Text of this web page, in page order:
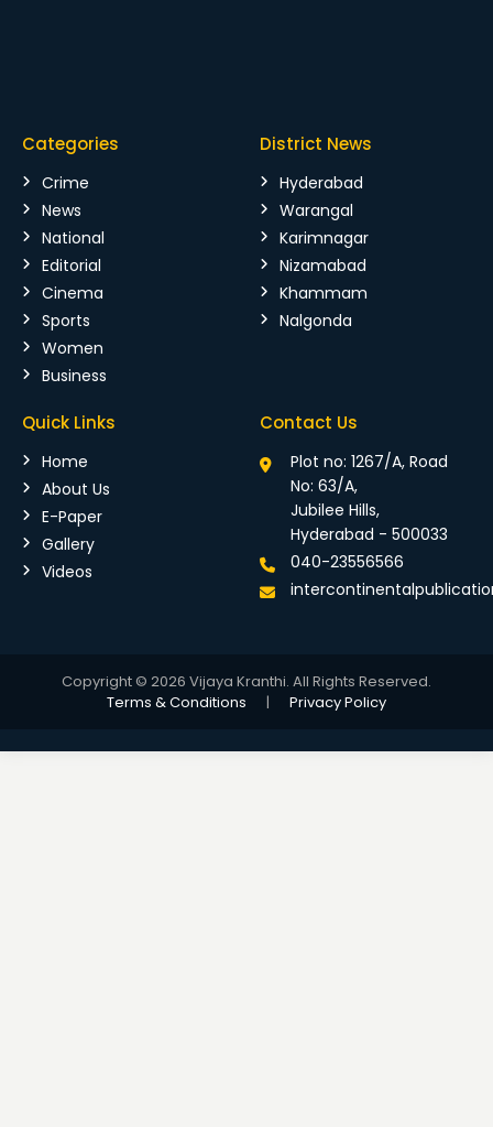
Categories
Crime
News
National
Editorial
Cinema
Sports
Women
Business
District News
Hyderabad
Warangal
Karimnagar
Nizamabad
Khammam
Nalgonda
Quick Links
Home
About Us
E-Paper
Gallery
Videos
Contact Us
Plot no: 1267/A, Road
No: 63/A,
Jubilee Hills,
Hyderabad - 500033
040-23556566
Copyright © 2026 Vijaya Kranthi. All Rights Reserved.
Terms & Conditions
| Privacy Policy